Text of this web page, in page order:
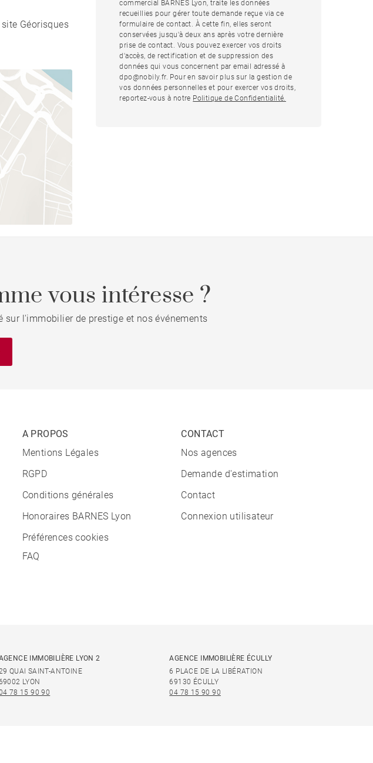
Géorisques
commercial BARNES Lyon, traite les données
recueillies pour gérer toute demande reçue via ce
formulaire de contact. À cette fin, elles seront
conservées jusqu'à deux ans après votre dernière
prise de contact. Vous pouvez exercer vos droits
d'accès, de rectification et de suppression des
données qui vous concernent par email adressé à
dpo@nobily.fr. Pour en savoir plus sur la gestion de
vos données personnelles et pour exercer vos droits,
reportez-vous à notre Politique de Confidentialité.
vous intéresse ?
l'immobilier de prestige et nos événements
A PROPOS
Mentions Légales
RGPD
Conditions générales
Honoraires BARNES Lyon
Préférences cookies
FAQ
CONTACT
Nos agences
Demande d'estimation
Contact
Connexion utilisateur
IMMOBILIÈRE LYON 2
QUAI SAINT-ANTOINE
LYON
78 15 90 90
AGENCE IMMOBILIÈRE ÉCULLY
6 PLACE DE LA LIBÉRATION
69130 ÉCULLY
04 78 15 90 90